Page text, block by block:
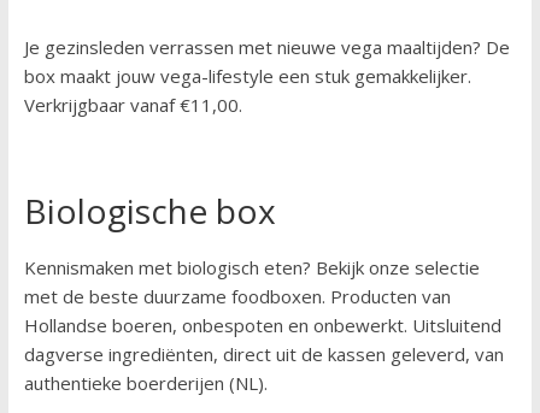
Je gezinsleden verrassen met nieuwe vega maaltijden? De
box maakt jouw vega-lifestyle een stuk gemakkelijker.
Verkrijgbaar vanaf €11,00.
Biologische box
Kennismaken met biologisch eten? Bekijk onze selectie
met de beste duurzame foodboxen. Producten van
Hollandse boeren, onbespoten en onbewerkt. Uitsluitend
dagverse ingrediënten, direct uit de kassen geleverd, van
authentieke boerderijen (NL).